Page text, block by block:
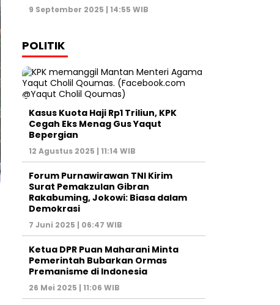
9 September 2025 | 14:55 WIB
POLITIK
Kasus Kuota Haji Rp1 Triliun, KPK
Cegah Eks Menag Gus Yaqut
Bepergian
12 Agustus 2025 | 11:14 WIB
Forum Purnawirawan TNI Kirim
Surat Pemakzulan Gibran
Rakabuming, Jokowi: Biasa dalam
Demokrasi
7 Juni 2025 | 06:47 WIB
Ketua DPR Puan Maharani Minta
Pemerintah Bubarkan Ormas
Premanisme di Indonesia
26 Mei 2025 | 11:06 WIB